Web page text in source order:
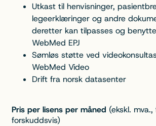
Utkast til henvisninger,
legeerklæringer og andre
deretter kan tilpasses og
WebMed EPJ
Sømløs støtte ved
WebMed Video
Drift fra norsk datasenter
Pris per lisens per måned (ekskl.
forskuddsvis)